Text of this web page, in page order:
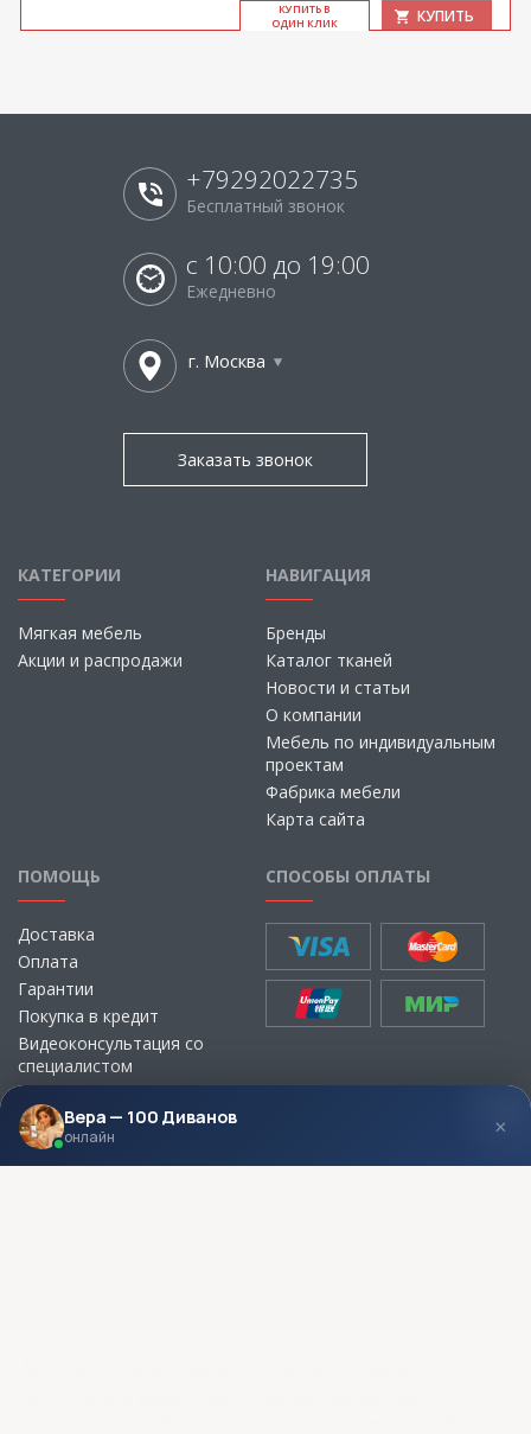
КУ­ПИТЬ В
ОДИН КЛИК
КУПИТЬ
+79292022735
Бесплатный звонок
с 10:00 до 19:00
Ежедневно
г. Москва
Заказать звонок
КАТЕГОРИИ
Мягкая мебель
Акции и распродажи
НАВИГАЦИЯ
Бренды
Каталог тканей
Новости и статьи
О компании
Мебель по индивидуальным
проектам
Фабрика мебели
Карта сайта
ПОМОЩЬ
Доставка
Оплата
Гарантии
Покупка в кредит
Видеоконсультация со
специалистом
Выбор ткани для мебели без
визита в магазин
СПОСОБЫ ОПЛАТЫ
МЫ В СОЦСЕТЯХ КОНТАКТЫ
Вера — 100 Диванов
онлайн ×